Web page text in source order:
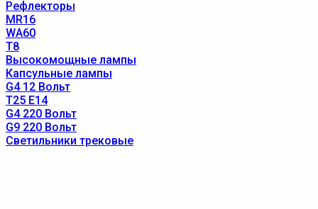
Рефлекторы
MR16
WA60
T8
Высокомощные лампы
Капсульные лампы
G4 12 Вольт
T25 E14
G4 220 Вольт
G9 220 Вольт
Светильники трековые